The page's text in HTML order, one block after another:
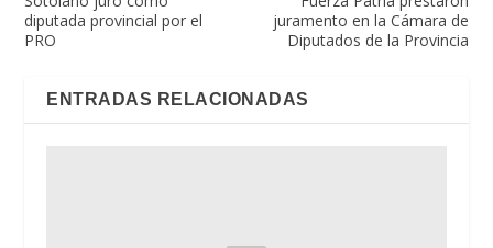
diputada provincial por el
PRO
juramento en la Cámara de
Diputados de la Provincia
ENTRADAS RELACIONADAS